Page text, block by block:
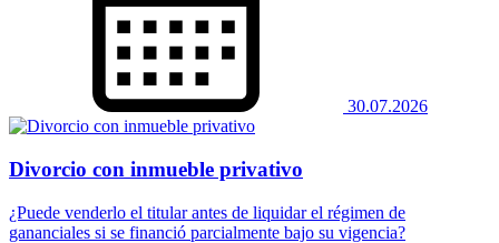
30.07.2026
Divorcio con inmueble privativo
¿Puede venderlo el titular antes de liquidar el régimen de
gananciales si se financió parcialmente bajo su vigencia?